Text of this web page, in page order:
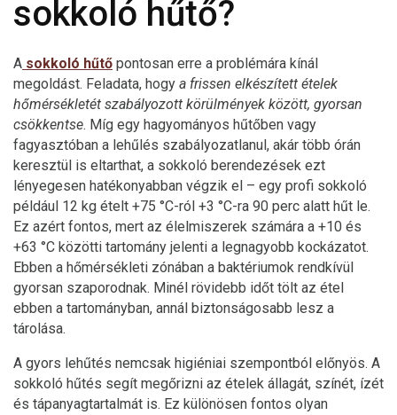
sokkoló hűtő?
A sokkoló hűtő pontosan erre a problémára kínál
megoldást. Feladata, hogy a frissen elkészített ételek
hőmérsékletét szabályozott körülmények között, gyorsan
csökkentse. Míg egy hagyományos hűtőben vagy
fagyasztóban a lehűlés szabályozatlanul, akár több órán
keresztül is eltarthat, a sokkoló berendezések ezt
lényegesen hatékonyabban végzik el – egy profi sokkoló
például 12 kg ételt +75 °C-ról +3 °C-ra 90 perc alatt hűt le.
Ez azért fontos, mert az élelmiszerek számára a +10 és
+63 °C közötti tartomány jelenti a legnagyobb kockázatot.
Ebben a hőmérsékleti zónában a baktériumok rendkívül
gyorsan szaporodnak. Minél rövidebb időt tölt az étel
ebben a tartományban, annál biztonságosabb lesz a
tárolása.
A gyors lehűtés nemcsak higiéniai szempontból előnyös. A
sokkoló hűtés segít megőrizni az ételek állagát, színét, ízét
és tápanyagtartalmát is. Ez különösen fontos olyan